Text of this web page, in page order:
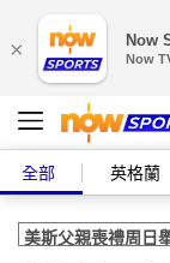
× Now
Now
全部 英格蘭